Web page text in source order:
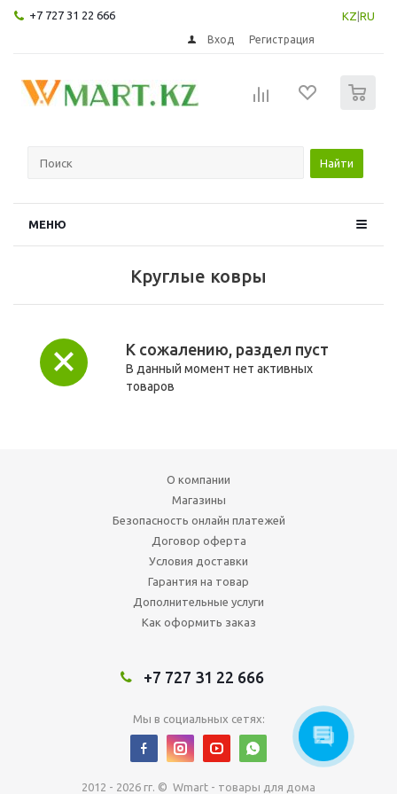
+7 727 31 22 666 KZ RU
Вход Регистрация
Найти
МЕНЮ
Круглые ковры
К сожалению, раздел пуст
В данный момент нет активных
товаров
О компании
Магазины
Безопасность онлайн платежей
Договор оферта
Условия доставки
Гарантия на товар
Дополнительные услуги
Как оформить заказ
+7 727 31 22 666
Мы в социальных сетях:
2012 - 2026 гг. © Wmart - товары для дома